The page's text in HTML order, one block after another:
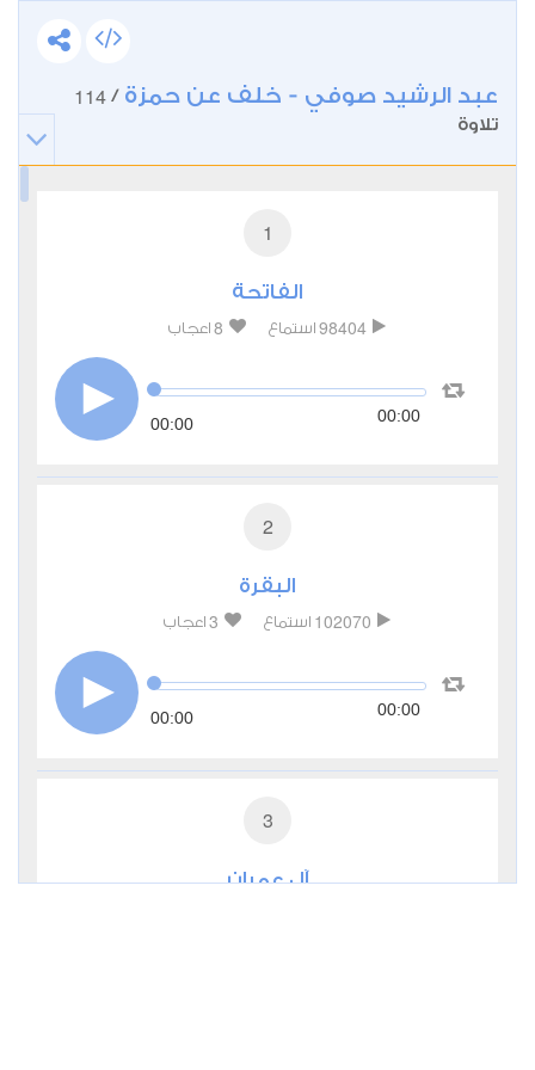
عبد الرشيد صوفي - خلف عن حمزة /
114
تلاوة
1
الفاتحة
98404 استماع 8 اعجاب
00:00 00:00
2
البقرة
102070 استماع 3 اعجاب
00:00 00:00
3
آل عمران